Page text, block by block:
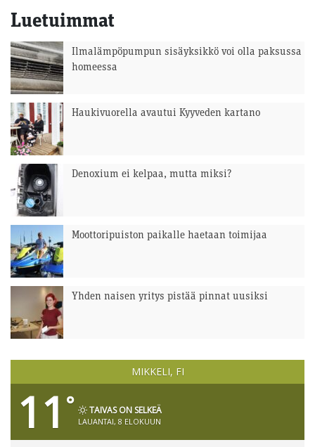
Luetuimmat
Ilmalämpöpumpun sisäyksikkö voi olla paksussa
homeessa
Haukivuorella avautui Kyyveden kartano
Denoxium ei kelpaa, mutta miksi?
Moottoripuiston paikalle haetaan toimijaa
Yhden naisen yritys pistää pinnat uusiksi
MIKKELI, FI
11 ° TAIVAS ON SELKEÄ
LAUANTAI, 8 ELOKUUN